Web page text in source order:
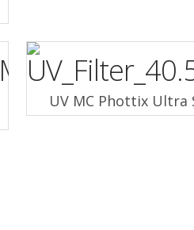
UV MC Phottix Ultra